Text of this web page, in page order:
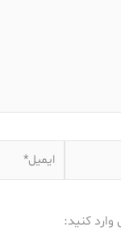
ایمیل*
کنید: